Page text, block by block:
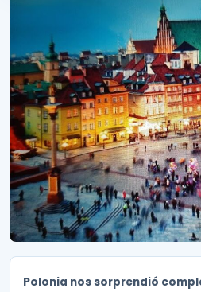
Polonia nos sorprendió